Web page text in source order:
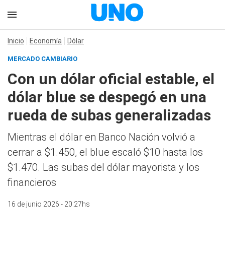
Inicio Economía Dólar
MERCADO CAMBIARIO
Con un dólar oficial estable, el
dólar blue se despegó en una
rueda de subas generalizadas
Mientras el dólar en Banco Nación volvió a
cerrar a $1.450, el blue escaló $10 hasta los
$1.470. Las subas del dólar mayorista y los
financieros
16 de junio 2026 - 20:27hs